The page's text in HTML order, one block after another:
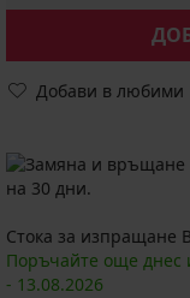
Добави в любими
на 30 дни.
Стока за изпращане
Поръчайте още днес
- 13.08.2026